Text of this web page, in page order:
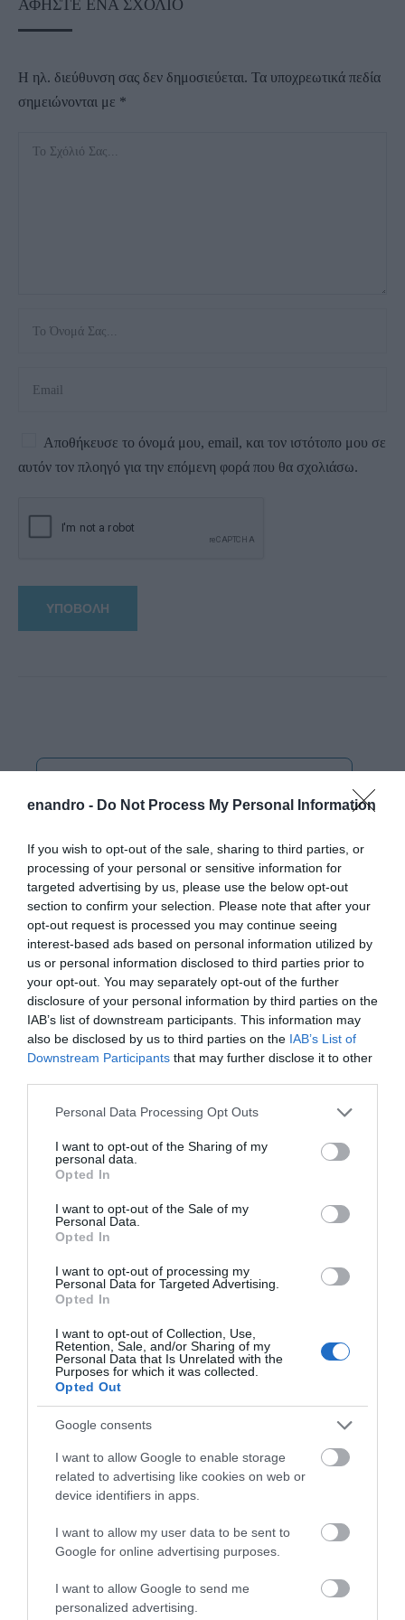
enandro - Do Not Process My Personal Information
If you wish to opt-out of the sale, sharing to third parties, or
processing of your personal or sensitive information for
targeted advertising by us, please use the below opt-out
section to confirm your selection. Please note that after your
opt-out request is processed you may continue seeing
interest-based ads based on personal information utilized by
us or personal information disclosed to third parties prior to
your opt-out. You may separately opt-out of the further
disclosure of your personal information by third parties on the
IAB’s list of downstream participants. This information may
also be disclosed by us to third parties on the IAB’s List of
Downstream Participants that may further disclose it to other
Please note that this website/app uses one or more Google
not limited to your visit or usage behaviour. You may click to
grant or deny consent to Google and its third-party tags to
use your data for below specified purposes in below Google
consent section.
Personal Data Processing Opt Outs
I want to opt-out of the Sharing of my
personal data.
Opted In
I want to opt-out of the Sale of my
Personal Data.
Opted In
I want to opt-out of processing my
Personal Data for Targeted Advertising.
Opted In
I want to opt-out of Collection, Use,
Retention, Sale, and/or Sharing of my
Personal Data that Is Unrelated with the
Purposes for which it was collected.
Opted Out
Google consents
I want to allow Google to enable storage
related to advertising like cookies on web or
device identifiers in apps.
I want to allow my user data to be sent to
Google for online advertising purposes.
I want to allow Google to send me
personalized advertising.
ΑΦΉΣΤΕ ΈΝΑ ΣΧΌΛΙΟ
Η ηλ. διεύθυνση σας δεν δημοσιεύεται. Τα υποχρεωτικά πεδία
σημειώνονται με *
Αποθήκευσε το όνομά μου, email, και τον ιστότοπο μου σε
αυτόν τον πλοηγό για την επόμενη φορά που θα σχολιάσω.